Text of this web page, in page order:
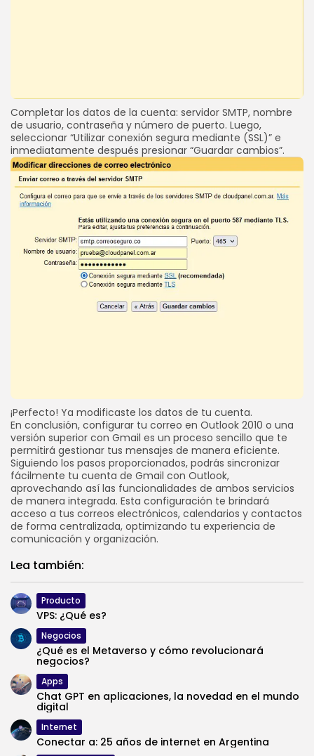
Completar los datos de la cuenta: servidor SMTP, nombre
de usuario, contraseña y número de puerto. Luego,
seleccionar “Utilizar conexión segura mediante (SSL)” e
inmediatamente después presionar “Guardar cambios”.
¡Perfecto! Ya modificaste los datos de tu cuenta.
En conclusión, configurar tu correo en Outlook 2010 o una
versión superior con Gmail es un proceso sencillo que te
permitirá gestionar tus mensajes de manera eficiente.
Siguiendo los pasos proporcionados, podrás sincronizar
fácilmente tu cuenta de Gmail con Outlook,
aprovechando así las funcionalidades de ambos servicios
de manera integrada. Esta configuración te brindará
acceso a tus correos electrónicos, calendarios y contactos
de forma centralizada, optimizando tu experiencia de
comunicación y organización.
Lea también:
Producto
VPS: ¿Qué es?
Negocios
¿Qué es el Metaverso y cómo revolucionará
negocios?
Apps
Chat GPT en aplicaciones, la novedad en el mundo
digital
Internet
Conectar a: 25 años de internet en Argentina